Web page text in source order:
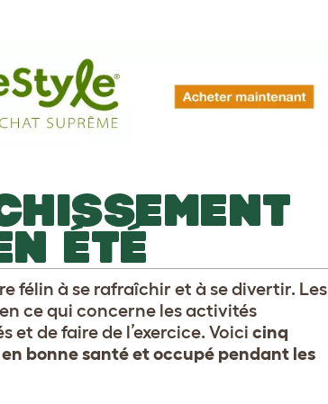
ÉTÉ
félin à se rafraîchir et à se divertir. Les
ce qui concerne les activités
et de faire de l’exercice. Voici cinq
bonne santé et occupé pendant les